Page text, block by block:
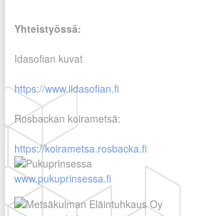
Yhteistyössä:
Idasofian kuvat
https://www.iidasofian.fi
Rosbackan koirametsä:
https://koirametsa.rosbacka.fi
www.pukuprinsessa.fi